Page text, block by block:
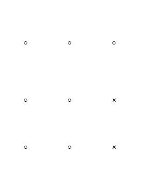
○ ○ ○
○ ○ ×
○ ○ ×